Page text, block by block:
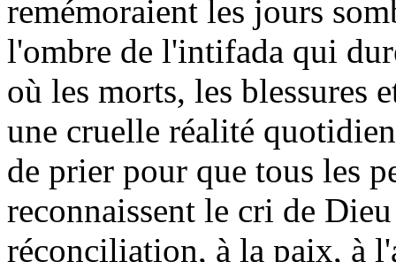
remémoraient les jours
l'ombre de l'intifada qui
où les morts, les blessures
une cruelle réalité
de prier pour que tous les
reconnaissent le cri de
réconciliation, à la paix, à